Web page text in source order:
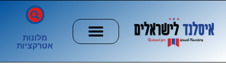
מלונות
אטרקציות